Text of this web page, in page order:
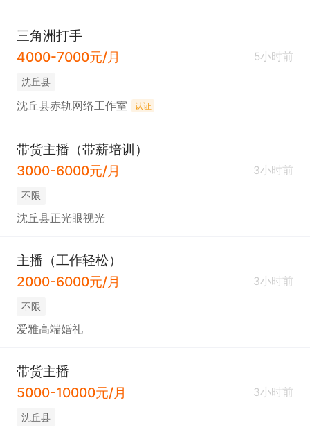
三角洲打手
4000-7000元/月
5小时前
沈丘县
沈丘县赤轨网络工作室 认证
带货主播（带薪培训）
3000-6000元/月
3小时前
不限
沈丘县正光眼视光
主播（工作轻松）
2000-6000元/月
3小时前
不限
爱雅高端婚礼
带货主播
5000-10000元/月
3小时前
沈丘县